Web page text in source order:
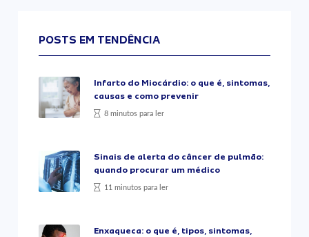
POSTS EM TENDÊNCIA
Infarto do Miocárdio: o que é, sintomas,
causas e como prevenir
8 minutos para ler
Sinais de alerta do câncer de pulmão:
quando procurar um médico
11 minutos para ler
Enxaqueca: o que é, tipos, sintomas,